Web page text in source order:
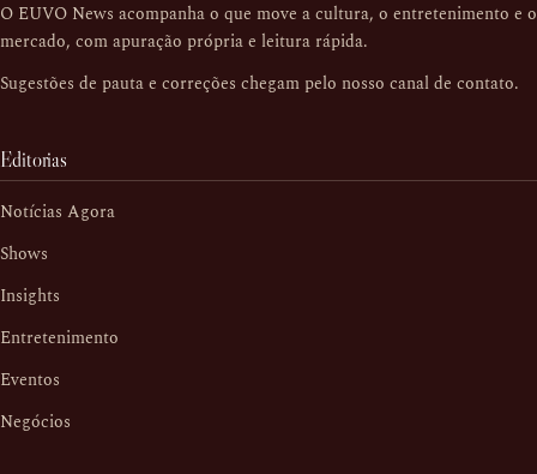
O EUVO News acompanha o que move a cultura, o entretenimento e o
mercado, com apuração própria e leitura rápida.
Sugestões de pauta e correções chegam pelo nosso canal de contato.
Editorias
Notícias Agora
Shows
Insights
Entretenimento
Eventos
Negócios